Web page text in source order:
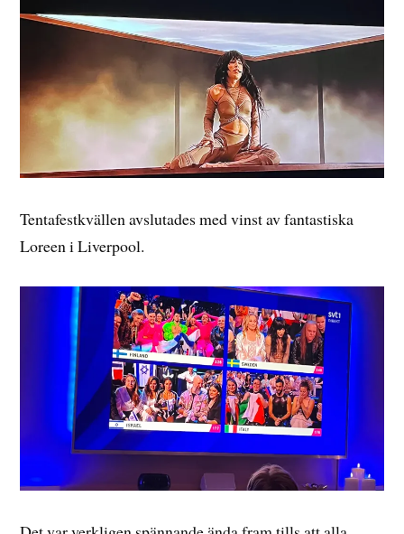
Tentafestkvällen avslutades med vinst av fantastiska
Loreen i Liverpool.